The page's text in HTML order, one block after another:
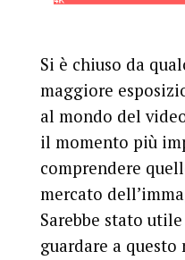
Si è chiuso da
maggiore
al mondo del
il momento più
comprendere
mercato
Sarebbe stato
guardare a